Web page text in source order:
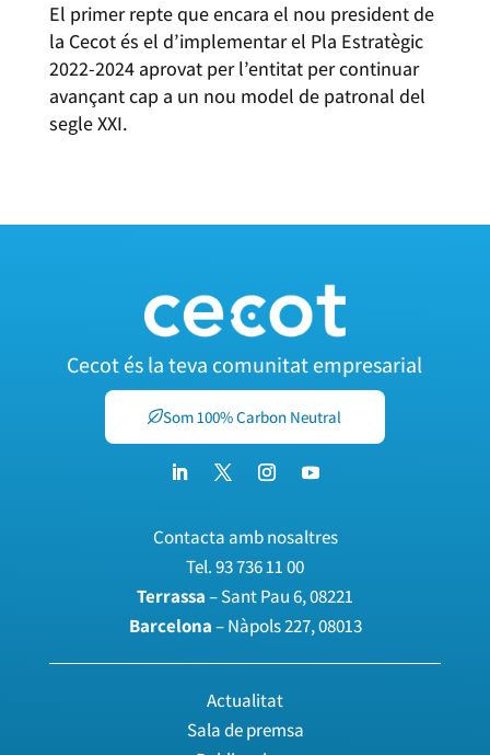
El primer repte que encara el nou president de
la Cecot és el d’implementar el Pla Estratègic
2022-2024 aprovat per l’entitat per continuar
avançant cap a un nou model de patronal del
segle XXI.
Cecot és la teva comunitat empresarial
Som 100% Carbon Neutral
Contacta amb nosaltres
Tel.93 736 11 00
Terrassa– Sant Pau 6, 08221
Barcelona– Nàpols 227, 08013
Actualitat
Sala de premsa